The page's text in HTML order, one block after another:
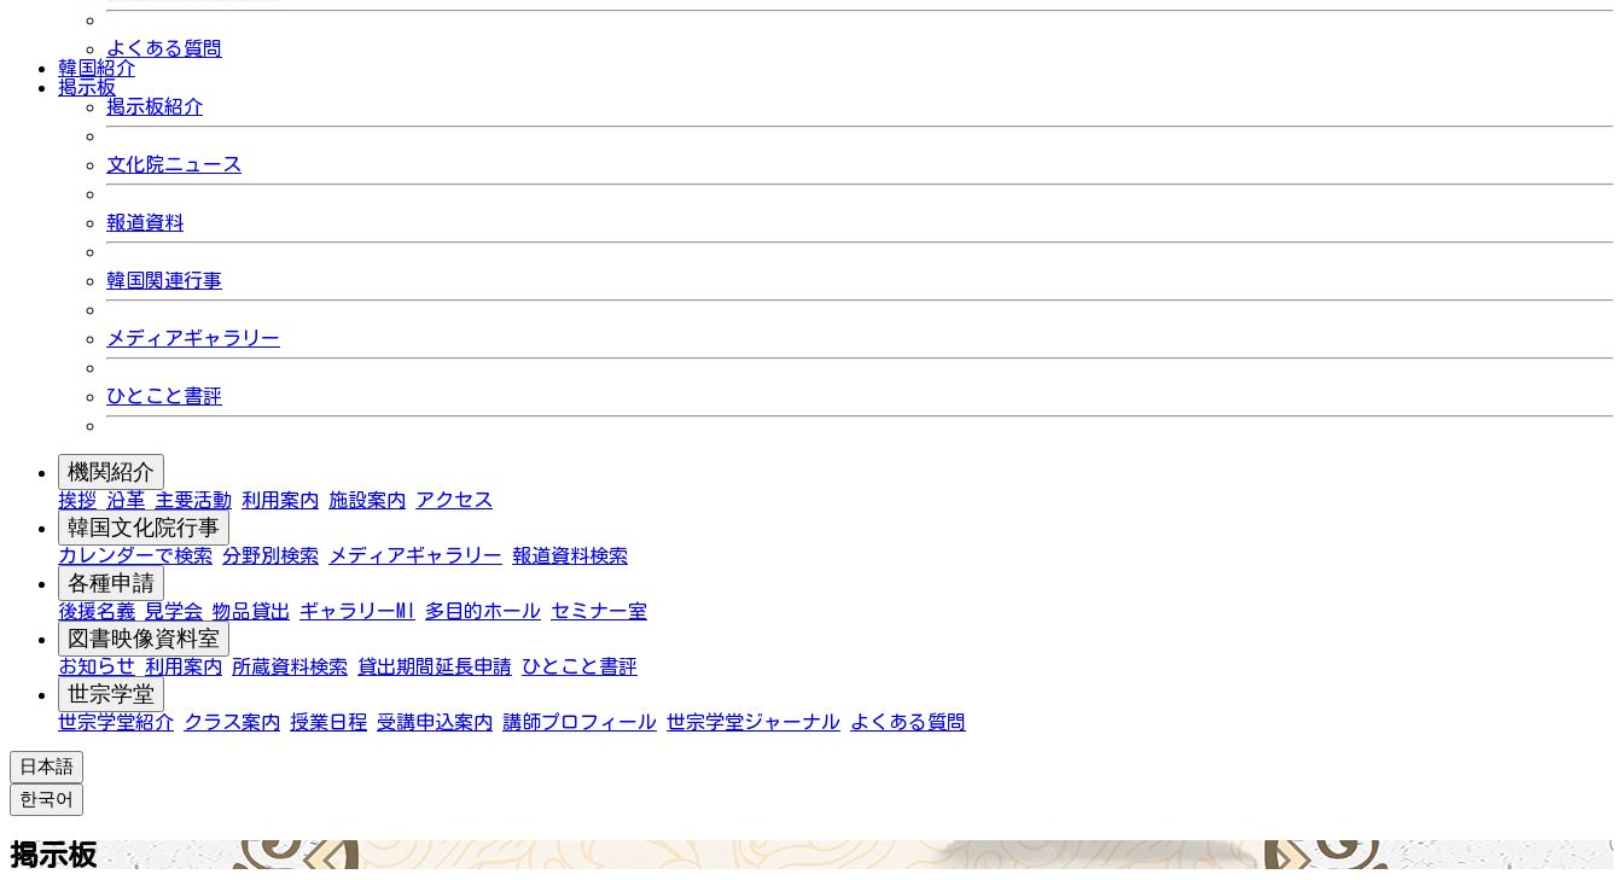
よくある質問
韓国紹介
掲示板
掲示板紹介
文化院ニュース
報道資料
韓国関連行事
メディアギャラリー
ひとこと書評
機関紹介
挨拶 沿革 主要活動 利用案内 施設案内 アクセス
韓国文化院行事
カレンダーで検索 分野別検索 メディアギャラリー 報道資料検索
各種申請
後援名義 見学会 物品貸出 ギャラリーMI 多目的ホール セミナー室
図書映像資料室
お知らせ 利用案内 所蔵資料検索 貸出期間延長申請 ひとこと書評
世宗学堂
世宗学堂紹介 クラス案内 授業日程 受講申込案内 講師プロフィール 世宗学堂ジャーナル よくある質問
日本語
한국어
掲示板